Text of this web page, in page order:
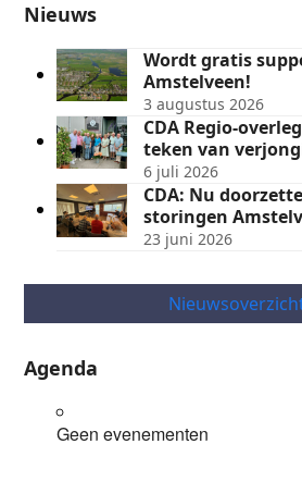
Nieuws
Wordt gratis
Amstelveen!
3 augustus 2026
CDA Regio-
teken van
6 juli 2026
CDA: Nu
storingen
23 juni 2026
Agenda
Geen evenementen